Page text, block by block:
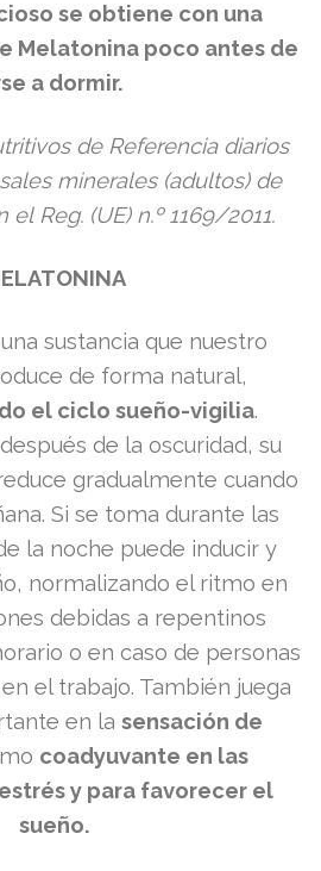
se obtiene con una
Melatonina poco antes de
a dormir.
de Referencia diarios
minerales (adultos) de
el Reg. (UE) n.º 1169/2011.
sustancia que nuestro
de forma natural,
el ciclo sueño-vigilia.
de la oscuridad, su
gradualmente cuando
Si se toma durante las
la noche puede inducir y
normalizando el ritmo en
debidas a repentinos
o en caso de personas
el trabajo. También juega
en la sensación de
coadyuvante en las
y para favorecer el
sueño.